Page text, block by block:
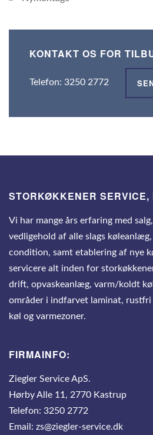
KONTAKT OS FOR
Telefon: 3250 2772
STORKØKKENER SERVICE,
Vi har mange års erfaring med
vedligehold af alle slags
condition, samt etablering af nye
servicere alt inden for
drift, opvaskeanlæg, varm/koldt
områder i indfarvet laminat, rustfri
køl og varmezoner.
FIRMAINFO:
Ziegler Service ApS.
Hørby Alle 11, 2770 Kastrup
Telefon: 3250 2772
Email: zs@ziegler-service.dk